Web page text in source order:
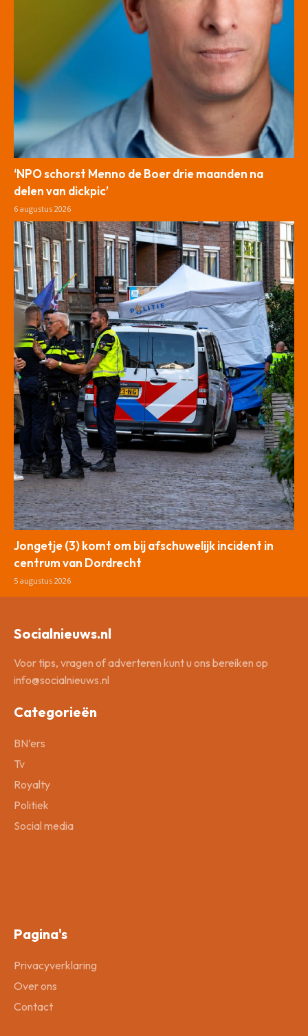
‘NPO schorst Menno de Boer drie maanden na
delen van dickpic’
6 augustus 2026
Jongetje (3) komt om bij afschuwelijk incident in
centrum van Dordrecht
5 augustus 2026
Socialnieuws.nl
Voor tips, vragen of adverteren kunt u ons bereiken op
info@socialnieuws.nl
Categorieën
BN’ers
Tv
Royalty
Politiek
Social media
Pagina's
Privacyverklaring
Over ons
Contact